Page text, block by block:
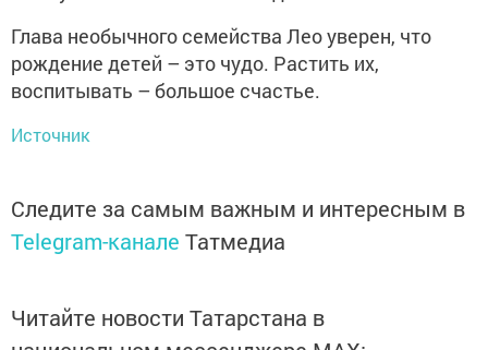
Глава необычного семейства Лео уверен, что
рождение детей – это чудо. Растить их,
воспитывать – большое счастье.
Источник
Следите за самым важным и интересным в
Telegram-канале Татмедиа
Читайте новости Татарстана в